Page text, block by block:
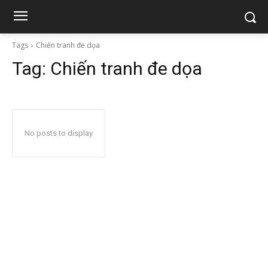
Tags Chiến tranh đe dọa
Tag: Chiến tranh đe dọa
No posts to display